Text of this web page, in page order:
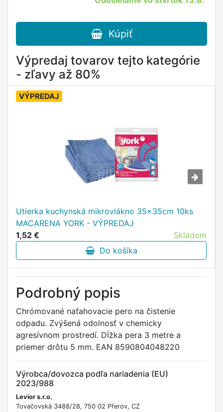
Kúpiť
Výpredaj tovarov tejto kategórie
- zľavy až 80%
VÝPREDAJ
Utierka kuchynská mikrovlákno 35x35cm 10ks
MACARENA YORK - VÝPREDAJ
1,52 €
Skladom
Do košíka
Podrobný popis
Chrómované naťahovacie pero na čistenie
odpadu. Zvýšená odolnosť v chemicky
agresívnom prostredí. Dĺžka pera 3 metre a
priemer drôtu 5 mm. EAN 8590804048220
Výrobca/dovozca podľa nariadenia (EU)
2023/988
Levior s.r.o.
Tovačovská 3488/28, 750 02 Přerov, CZ